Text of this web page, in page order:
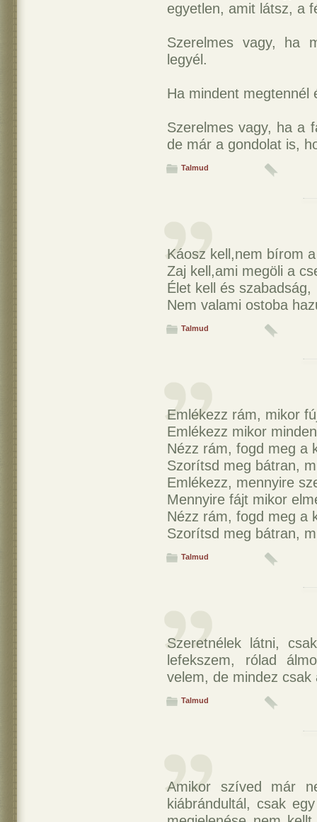
egyetlen, amit látsz, a
Szerelmes vagy, ha
legyél.
Ha mindent megtennél
Szerelmes vagy, ha a
de már a gondolat is,
Talmud
Káosz kell,nem bírom
Zaj kell,ami megöli a
Élet kell és szabadság,
Nem valami ostoba
Talmud
Emlékezz rám, mikor
Emlékezz mikor
Nézz rám, fogd meg a
Szorítsd meg bátran,
Emlékezz, mennyire
Mennyire fájt mikor
Nézz rám, fogd meg a
Szorítsd meg bátran,
Talmud
Szeretnélek látni,
lefekszem, rólad
velem, de mindez
Talmud
Amikor szíved már
kiábrándultál, csak